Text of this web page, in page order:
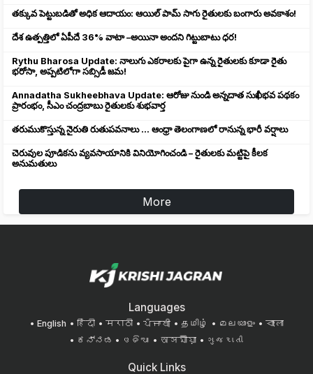
తక్కువ పెట్టుబడితో అధిక ఆదాయం: ఆయిల్ పామ్ సాగు రైతులకు బంగారు అవకాశం!
దేశ ఉత్పత్తిలో ఏపీదే 36% వాటా –అయినా అందని గిట్టుబాటు ధర!
Rythu Bharosa Update: నాలుగు ఎకరాలకు పైగా ఉన్న రైతులకు కూడా రైతు
భరోసా, అప్పటిలోగా సబ్సిడీ జమ!
Annadatha Sukheebhava Update: ఆరోజు నుండి అన్నదాత సుఖీభవ పథకం
ప్రారంభం, సీఎం చంద్రబాబు రైతులకు శుభవార్త
తరుముకొస్తున్న నైరుతి రుతుపవనాలు ... ఆంధ్రా తెలంగాణలో రానున్న భారీ వర్షాలు
చెరువుల పూడికను వ్యవసాయానికి వినియోగించండి – రైతులకు మట్టిపై కీలక
అనుమతులు
More
Languages
English हिंदी मराठी ਪੰਜਾਬੀ தமிழ் മലയാളം
বাংলা
ಕನ್ನಡ
ଓଡିଆ অসমীয়া ગુજરાતી
Quick Links